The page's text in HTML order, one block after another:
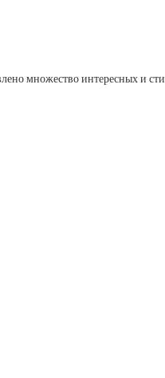
множество интересных